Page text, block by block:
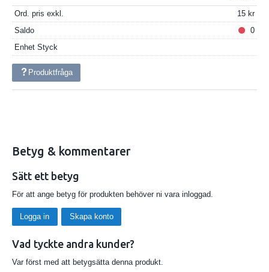
Ord. pris exkl.
15
Saldo
0
Enhet Styck
Produktfråga
Betyg & kommentarer
Sätt ett betyg
För att ange betyg för produkten behöver ni vara inloggad.
Logga in Skapa konto
Vad tyckte andra kunder?
Var först med att betygsätta denna produkt.